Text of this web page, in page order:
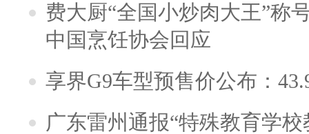
费大厨“全国小炒肉大王”称
中国烹饪协会回应
享界G9车型预售价公布：
广东雷州通报“特殊教育学